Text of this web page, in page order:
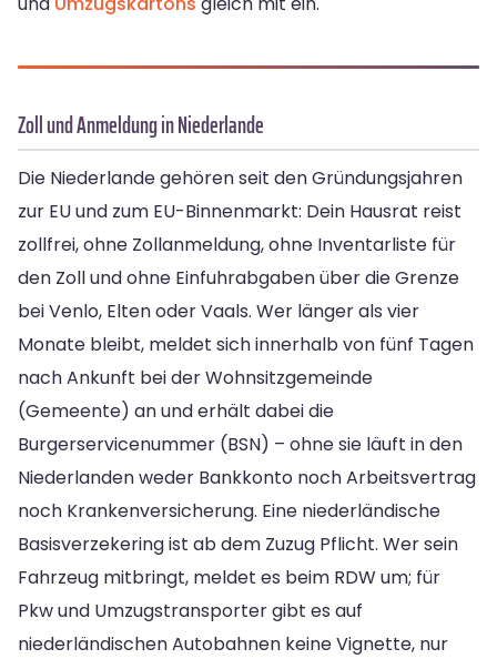
Zoll und Anmeldung in Niederlande
Die Niederlande gehören seit den Gründungsjahren
zur EU und zum EU-Binnenmarkt: Dein Hausrat reist
zollfrei, ohne Zollanmeldung, ohne Inventarliste für
den Zoll und ohne Einfuhrabgaben über die Grenze
bei Venlo, Elten oder Vaals. Wer länger als vier
Monate bleibt, meldet sich innerhalb von fünf Tagen
nach Ankunft bei der Wohnsitzgemeinde
(Gemeente) an und erhält dabei die
Burgerservicenummer (BSN) – ohne sie läuft in den
Niederlanden weder Bankkonto noch Arbeitsvertrag
noch Krankenversicherung. Eine niederländische
Basisverzekering ist ab dem Zuzug Pflicht. Wer sein
Fahrzeug mitbringt, meldet es beim RDW um; für
Pkw und Umzugstransporter gibt es auf
niederländischen Autobahnen keine Vignette, nur